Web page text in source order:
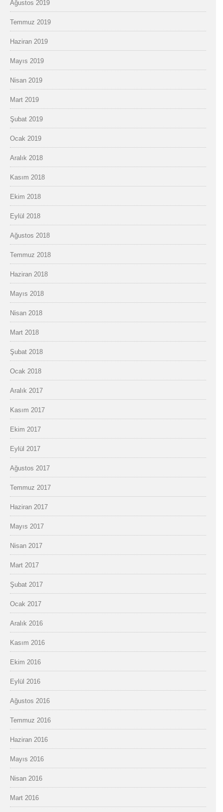
Ağustos 2019
Temmuz 2019
Haziran 2019
Mayıs 2019
Nisan 2019
Mart 2019
Şubat 2019
Ocak 2019
Aralık 2018
Kasım 2018
Ekim 2018
Eylül 2018
Ağustos 2018
Temmuz 2018
Haziran 2018
Mayıs 2018
Nisan 2018
Mart 2018
Şubat 2018
Ocak 2018
Aralık 2017
Kasım 2017
Ekim 2017
Eylül 2017
Ağustos 2017
Temmuz 2017
Haziran 2017
Mayıs 2017
Nisan 2017
Mart 2017
Şubat 2017
Ocak 2017
Aralık 2016
Kasım 2016
Ekim 2016
Eylül 2016
Ağustos 2016
Temmuz 2016
Haziran 2016
Mayıs 2016
Nisan 2016
Mart 2016